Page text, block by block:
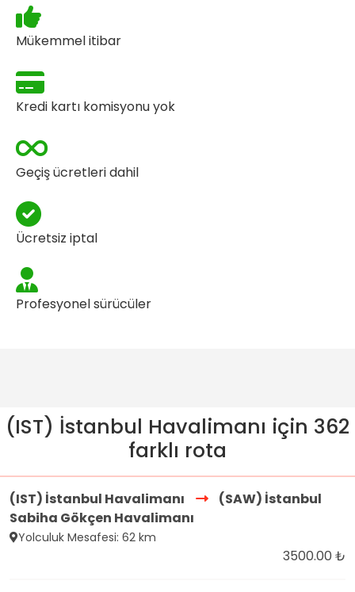
Mükemmel itibar
Kredi kartı komisyonu yok
Geçiş ücretleri dahil
Ücretsiz iptal
Profesyonel sürücüler
(IST) İstanbul Havalimanı için 362
farklı rota
(IST) İstanbul Havalimanı
(SAW) İstanbul
Sabiha Gökçen Havalimanı
Yolculuk Mesafesi: 62 km
3500.00 ₺